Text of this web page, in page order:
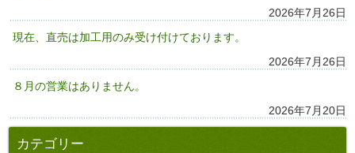
2026年7月26日
現在、直売は加工用のみ受け付けております。
2026年7月26日
８月の営業はありません。
2026年7月20日
カテゴリー